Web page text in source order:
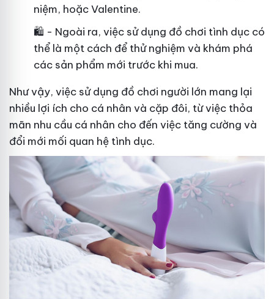
niệm, hoặc Valentine.
🛍️ - Ngoài ra, việc sử dụng đồ chơi tình dục có
thể là một cách để thử nghiệm và khám phá
các sản phẩm mới trước khi mua.
Nhưvậy, việc sử dụng đồ chơi người lớn mang lại
nhiều lợi ích cho cá nhân và cặp đôi, từ việc thỏa
mãn nhu cầu cá nhân cho đến việc tăng cường và
đổi mới mối quan hệ tình dục.